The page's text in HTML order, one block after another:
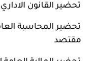
تحضير القانون
تحضير المحاسبة
مقتصد